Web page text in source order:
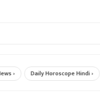
Daily Horoscope Hindi ›